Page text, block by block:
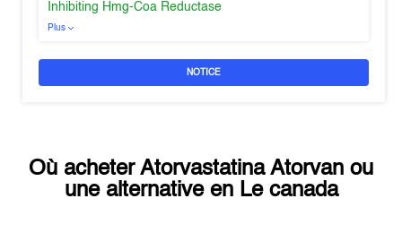
Inhibiting Hmg-Coa Reductase
Plus
NOTICE
Où acheter Atorvastatina Atorvan ou
une alternative en Le canada